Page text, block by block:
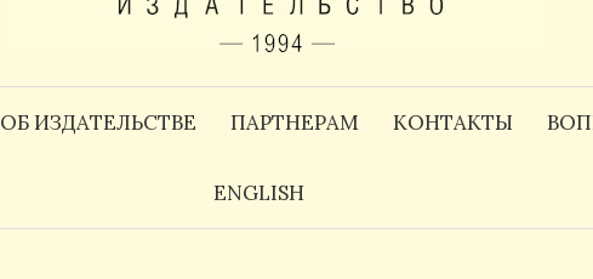
ОБ ИЗДАТЕЛЬСТВЕ ПАРТНЕРАМ КОНТАКТЫ
ENGLISH